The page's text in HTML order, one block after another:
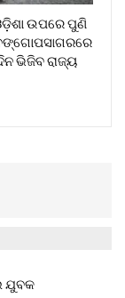
ଉପରେ ପୁଣି
ଭିଜିବ ରାଜ୍ୟ
ଯୁବକ